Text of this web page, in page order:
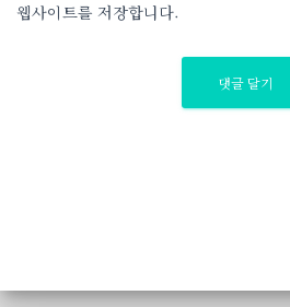
웹사이트를 저장합니다.